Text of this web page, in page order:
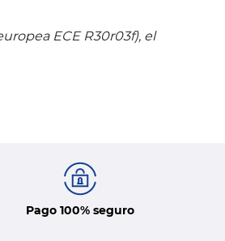
ECE R30r03f), el
Pago 100% seguro